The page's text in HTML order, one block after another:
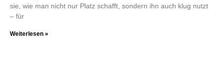
sie, wie man nicht nur Platz schafft, sondern ihn auch klug nutzt
– für
Weiterlesen »